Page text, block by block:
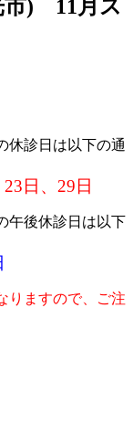
市) 11月ス
休診日は以下の通
日、29日
午後休診日は以下
りますので、ご注